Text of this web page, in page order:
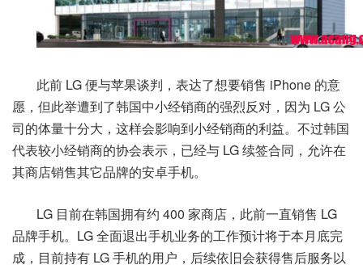
此前 LG 便与苹果谈判，表达了想要销售 iPhone 的意
愿，但此举遭到了韩国中小经销商的强烈反对，因为 LG 公
司的体量十分大，这样会影响到小经销商的利益。不过韩国
代表较小经销商的协会表示，已经与 LG 续签合同，允许在
其商店销售其它品牌的安卓手机。
LG 目前在韩国拥有约 400 家商店，此前一直销售 LG
品牌手机。LG 全面退出手机业务的工作预计将于本月底完
成，目前持有 LG 手机的用户，后续依旧会获得售后服务以